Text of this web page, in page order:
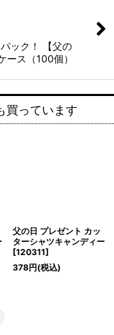
ック！ 【父の
ース（100個）
買っています
父の日 プレゼント カッ
ターシャツキャンディー
[120311]
378円(税込)